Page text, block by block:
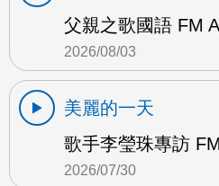
父親之歌國語 FM
2026/08/03
美麗的一天
歌手李瑩珠專訪
2026/07/30